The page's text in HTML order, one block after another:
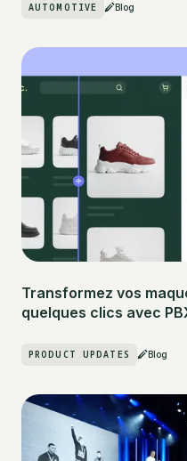
AUTOMOTIVE Blog
Transformez vos
quelques clics avec
PRODUCT UPDATES Blog